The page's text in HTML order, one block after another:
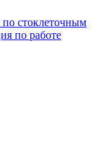
стоклеточным
по работе